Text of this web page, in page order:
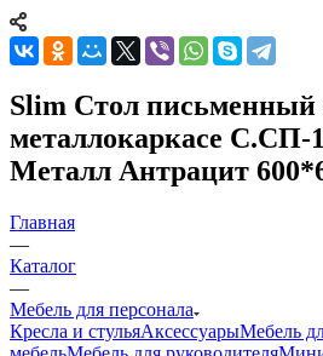
Slim Стол письменный
металлокаркасе С.СП-
Металл Антрацит
Главная
—
Каталог
—
Мебель для персонала
Кресла и стульяАксессуарыМебель